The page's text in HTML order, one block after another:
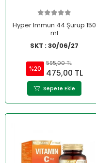
Hyper Immun 44 Şurup 150
ml
SKT : 30/06/27
%20
595,00 TL
475,00 TL
Sepete Ekle